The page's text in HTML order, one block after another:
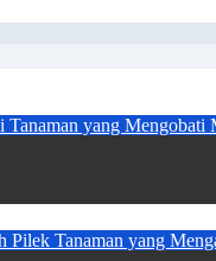
Tanaman yang Mengobati
Pilek Tanaman yang